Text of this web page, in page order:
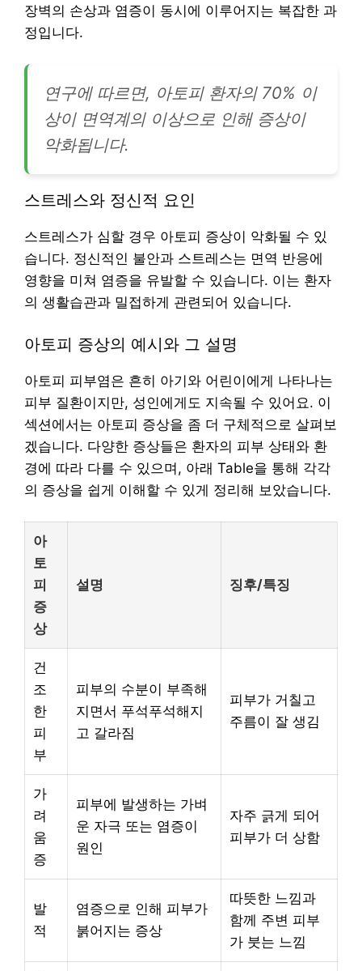
장벽의 손상과 염증이 동시에 이루어지는 복잡한 과
정입니다.
연구에 따르면, 아토피 환자의 70% 이
상이 면역계의 이상으로 인해 증상이
악화됩니다.
스트레스와 정신적 요인
스트레스가 심할 경우 아토피 증상이 악화될 수 있
습니다. 정신적인 불안과 스트레스는 면역 반응에
영향을 미쳐 염증을 유발할 수 있습니다. 이는 환자
의 생활습관과 밀접하게 관련되어 있습니다.
아토피 증상의 예시와 그 설명
아토피 피부염은 흔히 아기와 어린이에게 나타나는
피부 질환이지만, 성인에게도 지속될 수 있어요. 이
섹션에서는 아토피 증상을 좀 더 구체적으로 살펴보
겠습니다. 다양한 증상들은 환자의 피부 상태와 환
경에 따라 다를 수 있으며, 아래 Table을 통해 각각
의 증상을 쉽게 이해할 수 있게 정리해 보았습니다.
아
토
피
증
상
설명 징후/특징
건
조
한
피
부
피부의 수분이 부족해
지면서 푸석푸석해지
고 갈라짐
피부가 거칠고
주름이 잘 생김
가
려
움
증
피부에 발생하는 가벼
운 자극 또는 염증이
원인
자주 긁게 되어
피부가 더 상함
발
적
염증으로 인해 피부가
붉어지는 증상
따뜻한 느낌과
함께 주변 피부
가 붓는 느낌